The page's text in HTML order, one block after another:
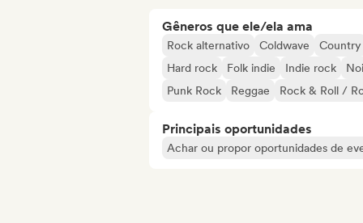
Gêneros que ele/ela ama
Rock alternativo Coldwave
Country
Hard rock
Folk indie Indie rock
Punk Rock
Reggae Rock & Roll /
Principais oportunidades
Achar ou propor oportunidades de